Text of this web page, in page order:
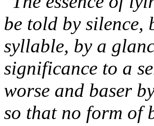
be told by silence,
syllable, by a
significance to a
worse and baser
so that no form of